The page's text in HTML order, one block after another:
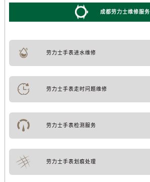
成都劳力士维修服务
劳力士手表进水维修
劳力士手表走时问题维修
劳力士手表检测服务
劳力士手表划痕处理